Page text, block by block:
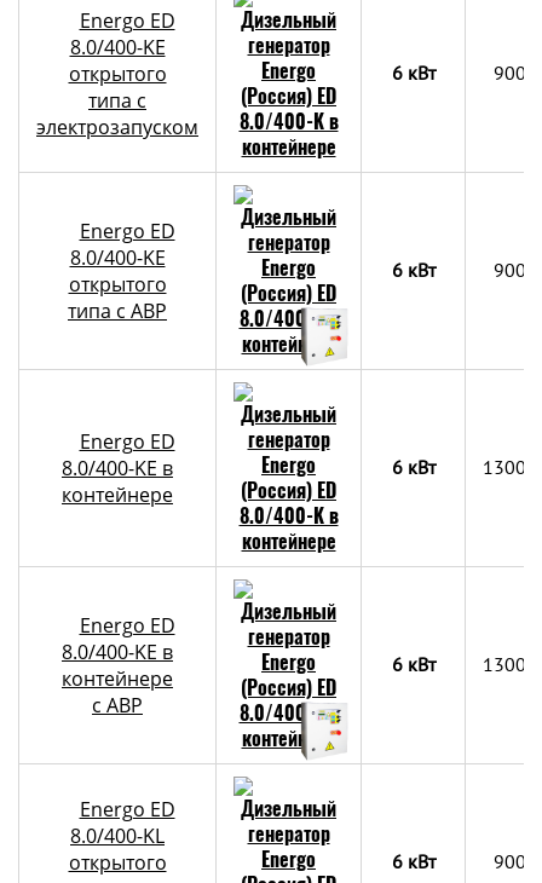
Energo ED
8.0/400-KE
открытого
типа с
электрозапуском
6 кВт
Energo ED
8.0/400-KE
открытого
типа с АВР
6 кВт
Energo ED
8.0/400-KE в
контейнере
6 кВт
Energo ED
8.0/400-KE в
контейнере
c АВР
6 кВт
Energo ED
8.0/400-KL
открытого
6 кВт